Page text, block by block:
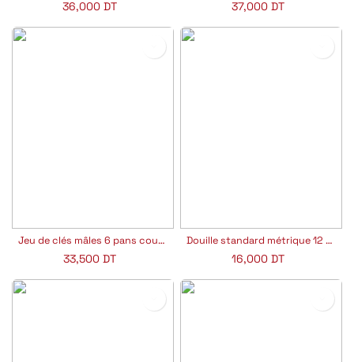
36,000 DT 37,000 DT
Jeu de clés mâles 6 pans courtes métriques en étui 9 pièces
33,500 DT
Douille standard métrique 12 pans 3/4"
16,000 DT